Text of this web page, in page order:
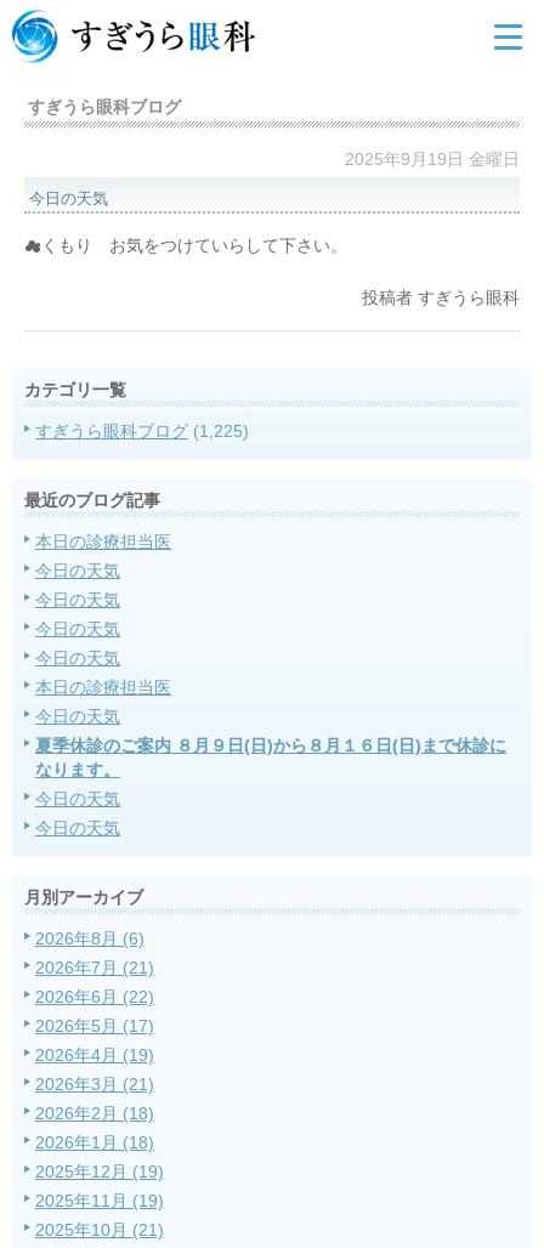
すぎうら眼科ブログ
2025年9月19日 金曜日
今日の天気
☁くもり お気をつけていらして下さい。
投稿者 すぎうら眼科
カテゴリ一覧
すぎうら眼科ブログ (1,225)
最近のブログ記事
本日の診療担当医
今日の天気
今日の天気
今日の天気
今日の天気
本日の診療担当医
今日の天気
夏季休診のご案内 ８月９日(日)から８月１６日(日)まで休診に
なります。
今日の天気
今日の天気
月別アーカイブ
2026年8月 (6)
2026年7月 (21)
2026年6月 (22)
2026年5月 (17)
2026年4月 (19)
2026年3月 (21)
2026年2月 (18)
2026年1月 (18)
2025年12月 (19)
2025年11月 (19)
2025年10月 (21)